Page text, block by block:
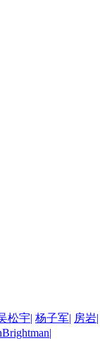
松宇| 杨子军| 房岩|
|